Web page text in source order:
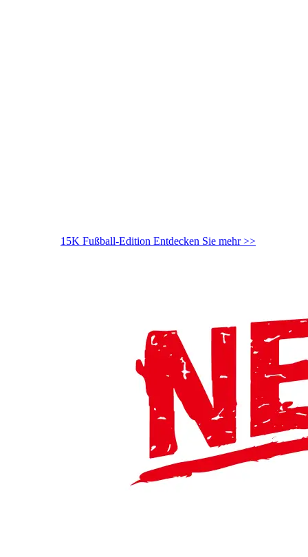
15K Fußball-Edition Entdecken Sie mehr >>